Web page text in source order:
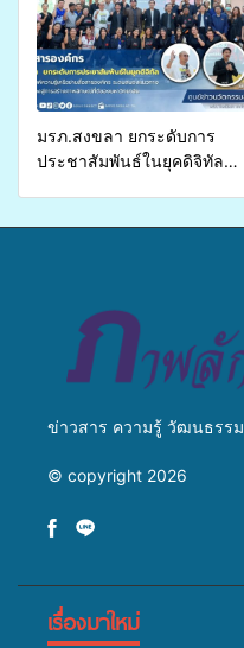
มรภ.สงขลา ยกระดับการ
ประชาสัมพันธ์ในยุคดิจิทัล
ข่าวสาร ความรู้ วัฒนธรรม
© copyright 2026
เรื่องมาใหม่